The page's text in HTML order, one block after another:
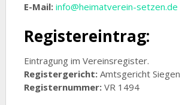
E-Mail: info@heimatverein-setzen.de
Registereintrag:
Eintragung im Vereinsregister.
Registergericht:Amtsgericht Siegen
Registernummer:VR 1494